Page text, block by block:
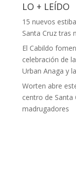
LO + LEÍDO
15 nuevos
Santa Cruz tras
El Cabildo
celebración de
Urban Anaga y
Worten abre
centro de Santa
madrugadores